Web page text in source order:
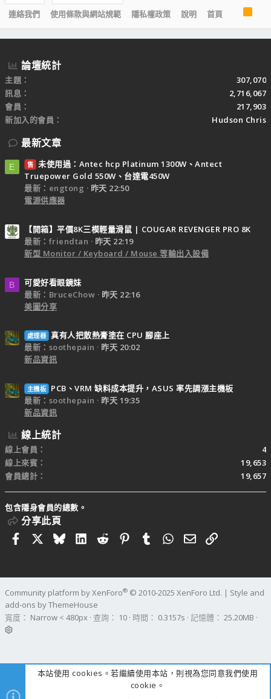
連絡我們
使用條款與網站規範 隱私權政策 說明 首頁
R
S
S
論壇統計
主題
307,070
訊息
2,716,067
會員
217,903
新加入的會員
Hudson Chris
最新文章
E 售 未使用過：Antec hcp Platinum 1300W、Antect
Truepower Gold 550W、台達電450W
最新：engtong
昨天 22:50
電源供應器
【開箱】平價8K三模輕量滑鼠 | COUGAR REVENGER PRO 8K
最新：friendtan
昨天 22:19
新型 Monitor / Keyboard / Mouse 等輸出入設備
B
可愛好看眼鏡妹
最新：BruceChow
昨天 22:16
美圖分享
處理器 真有人把散熱膏塗在 CPU 腳座上
最新：soothepain
昨天 20:02
新品資訊
主機板
PCB、VRM 缺料成本提升，ASUS 率先調漲主機板
最新：soothepain
昨天 19:35
新品資訊
線上統計
線上會員
4
線上來賓
19,653
會員總計
19,657
包含隱身會員的總數。
分享此頁
FacebookBlueskyLinkedIn
RedditPinterestTumblrWhatsApp
電子郵件
連結
Community platform by XenForo® © 2010-2025 XenForo Ltd. | Style and
add-ons by ThemeHouse
寬度
查詢 10 時間 0.3157s 記憶體 25.20MB
本站使用 cookies。若繼續使用本站，則視為您同意我們使用
cookie。